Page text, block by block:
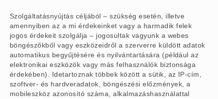
Szolgáltatásnyújtás céljából – szükség esetén, illetve
amennyiben az a mi érdekeinket vagy a harmadik felek
jogos érdekeit szolgálja – jogosultak vagyunk a webes
böngészőkből vagy eszközeidről a szerverre küldött adatok
automatikus begyűjtésére és nyilvántartására (például az
elektronikai eszközök vagy más felhasználók biztonsága
érdekében). Idetartoznak többek között a sütik, az IP-cím,
szoftver- és hardveradatok, böngészési előzmények, a
mobileszköz azonosító száma, alkalmazáshasználattal